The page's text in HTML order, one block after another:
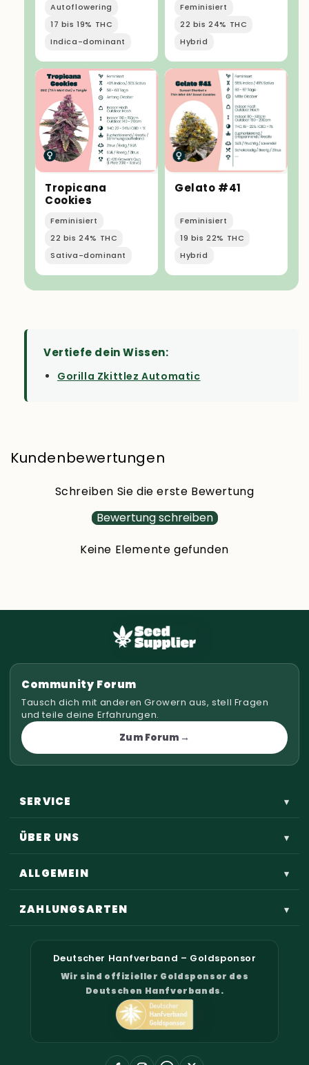
Autoflowering
17 bis 19% THC
Indica-dominant
Feminisiert
22 bis 24% THC
Hybrid
Tropicana
Cookies
Feminisiert
22 bis 24% THC
Sativa-dominant
Gelato #41
Feminisiert
19 bis 22% THC
Hybrid
Vertiefe dein Wissen:
Gorilla Zkittlez Automatic
Kundenbewertungen
Schreiben Sie die erste Bewertung
Bewertung schreiben
Keine Elemente gefunden
Community Forum
Tausch dich mit anderen Growern aus, stell Fragen
und teile deine Erfahrungen.
Zum Forum
SERVICE ▾
ÜBER UNS ▾
ALLGEMEIN ▾
ZAHLUNGSARTEN ▾
Deutscher Hanfverband – Goldsponsor
Wir sind offizieller Goldsponsor des
Deutschen Hanfverbands.